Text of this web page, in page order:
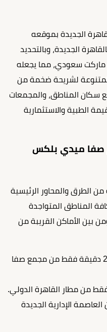
الجديدة بموقعه
الجديدة، وبالتحديد
ماركت سعودي، مما يجعله
لشريحة ضخمة من
سكان المناطق، والمجمعات
الطبية والاستثمارية
صفا ميدي بلكس
الطرق والمحاور الرئيسية
المناطق المتواجدة
بين الأماكن القريبة من
تقع الجامعة الأمريكية على بعد 20 دقيقة فقط من مجمع صفا
الإدارية الجديدة